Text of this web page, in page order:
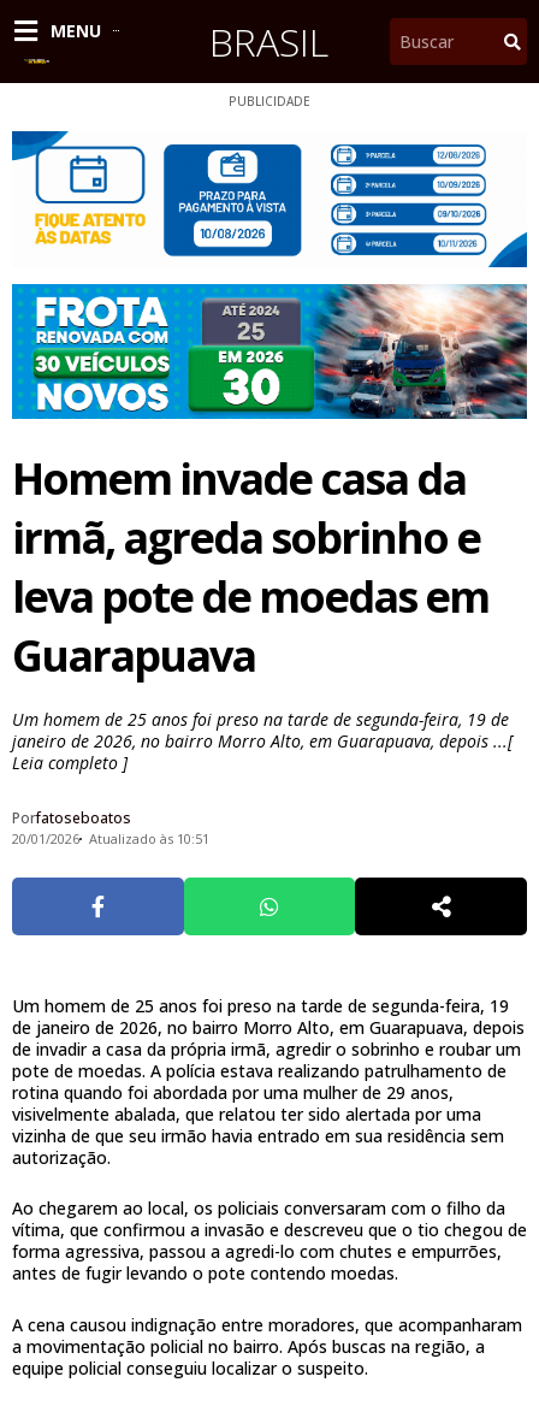
para
MENU BRASIL Pesquisar
PUBLICIDADE
Homem invade casa da
irmã, agreda sobrinho e
leva pote de moedas em
Guarapuava
Um homem de 25 anos foi preso na tarde de segunda-feira, 19 de
janeiro de 2026, no bairro Morro Alto, em Guarapuava, depois ...[
Leia completo ]
Porfatoseboatos
20/01/2026 Atualizado às 10:51
Um homem de 25 anos foi preso na tarde de segunda-feira, 19
de janeiro de 2026, no bairro Morro Alto, em Guarapuava, depois
de invadir a casa da própria irmã, agredir o sobrinho e roubar um
pote de moedas. A polícia estava realizando patrulhamento de
rotina quando foi abordada por uma mulher de 29 anos,
visivelmente abalada, que relatou ter sido alertada por uma
vizinha de que seu irmão havia entrado em sua residência sem
autorização.
Ao chegarem ao local, os policiais conversaram com o filho da
vítima, que confirmou a invasão e descreveu que o tio chegou de
forma agressiva, passou a agredi-lo com chutes e empurrões,
antes de fugir levando o pote contendo moedas.
A cena causou indignação entre moradores, que acompanharam
a movimentação policial no bairro. Após buscas na região, a
equipe policial conseguiu localizar o suspeito.